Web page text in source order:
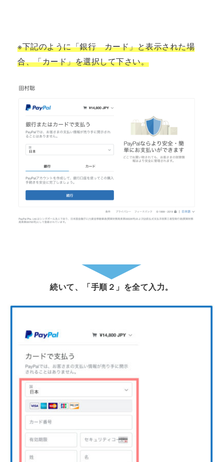
※下記のように「銀行 カード」と表示された場
合、「カード」を選択して下さい。
続いて、「手順２」を全て入力。